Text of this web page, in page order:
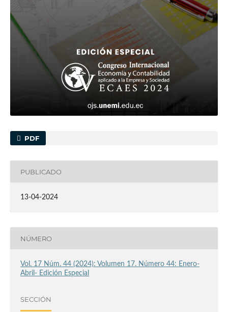
PDF
PUBLICADO
13-04-2024
NÚMERO
Vol. 17 Núm. 44 (2024): Volumen 17. Número 44: Enero-
Abril- Edición Especial
SECCIÓN